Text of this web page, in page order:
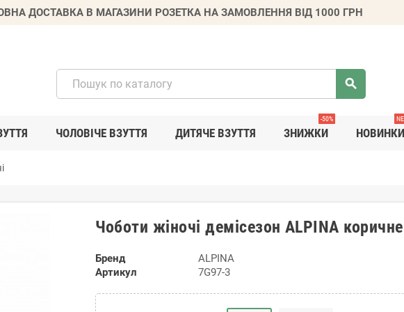
ДОСТАВКА В МАГАЗИНИ РОЗЕТКА НА ЗАМОВЛЕННЯ ВІД 1000 ГРН
search
ЧОЛОВІЧЕ ВЗУТТЯ ДИТЯЧЕ ВЗУТТЯ ЗНИЖКИ
-50%
НОВИНКИ
Чоботи жіночі демісезон ALPINA
Бренд
ALPINA
Артикул
7G97-3